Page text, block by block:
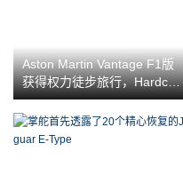
Aston Martin Vantage F1版
获得权力徒步旅行，Hardcor
e外观